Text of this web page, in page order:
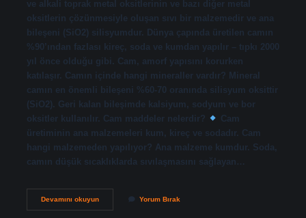
ve alkali toprak metal oksitlerinin ve bazı diğer metal
oksitlerin çözünmesiyle oluşan sıvı bir malzemedir ve ana
bileşeni (SiO2) silisyumdur. Dünya çapında üretilen camın
%90’ından fazlası kireç, soda ve kumdan yapılır – tıpkı 2000
yıl önce olduğu gibi. Cam, amorf yapısını korurken
katılaşır. Camın içinde hangi mineraller vardır? Mineral
camın en önemli bileşeni %60-70 oranında silisyum oksittir
(SiO2). Geri kalan bileşimde kalsiyum, sodyum ve bor
oksitler kullanılır. Cam maddeler nelerdir?
Cam
üretiminin ana malzemeleri kum, kireç ve sodadır. Cam
hangi malzemeden yapılıyor? Ana malzeme kumdur. Soda,
camın düşük sıcaklıklarda sıvılaşmasını sağlayan…
Devamını okuyunCamın
Yorum Bırak